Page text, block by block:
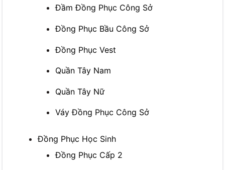
Đầm Đồng Phục Công Sở
Đồng Phục Bầu Công Sở
Đồng Phục Vest
Quần Tây Nam
Quần Tây Nữ
Váy Đồng Phục Công Sở
Đồng Phục Học Sinh
Đồng Phục Cấp 2